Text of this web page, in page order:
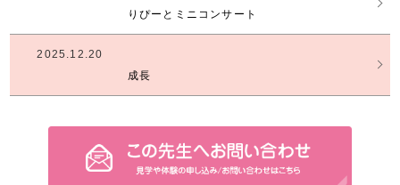
りぴーとミニコンサート
2025.12.20
成長